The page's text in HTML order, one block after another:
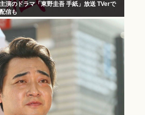
演のドラマ「東野圭吾 手紙」放送 TVerで
信も